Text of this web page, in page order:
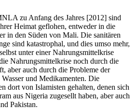
zu Anfang des Jahres [2012] sind
Heimat geflohen, entweder in die
in den Süden von Mali. Die sanitären
sind katastrophal, und dies umso mehr,
unter einer Nahrungsmittelkrise
Nahrungsmittelkrise noch durch die
aber auch durch die Probleme der
und Medikamenten. Die
dort von Islamisten gehalten, denen sich
aus Nigeria zugesellt haben, aber auch
Pakistan.